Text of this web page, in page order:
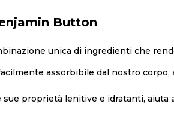
Button
unica di ingredienti che
assorbibile dal nostro corpo,
sue proprietà lenitive e idratanti, aiuta